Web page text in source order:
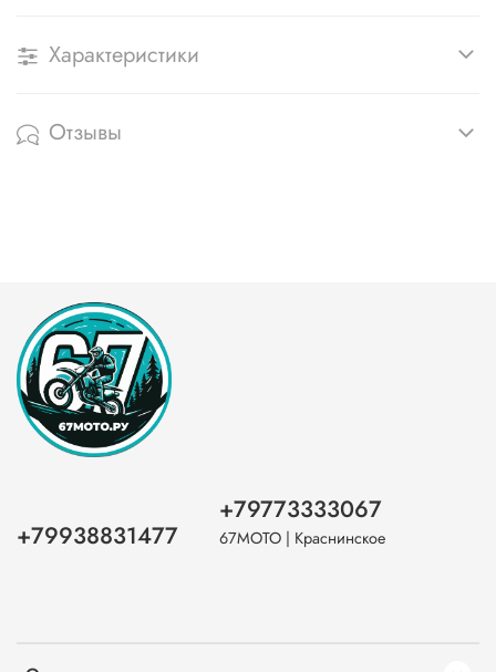
Характеристики
Отзывы
+79938831477
+79773333067
67МОТО | Краснинское